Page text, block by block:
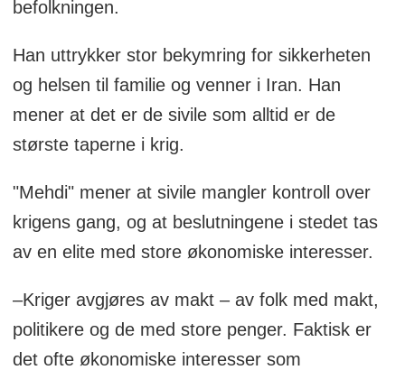
befolkningen.
Han uttrykker stor bekymring for sikkerheten
og helsen til familie og venner i Iran. Han
mener at det er de sivile som alltid er de
største taperne i krig.
"Mehdi" mener at sivile mangler kontroll over
krigens gang, og at beslutningene i stedet tas
av en elite med store økonomiske interesser.
–Kriger avgjøres av makt – av folk med makt,
politikere og de med store penger. Faktisk er
det ofte økonomiske interesser som